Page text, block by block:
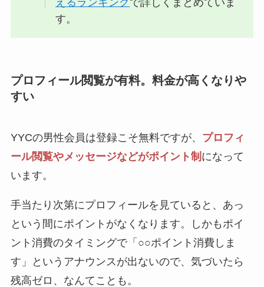
えるランキングで詳しくまとめていま
す。
プロフィール閲覧が有料。料金が高くなりや
すい
YYCの男性会員は登録こそ無料ですが、 プロフィ
ール閲覧やメッセージなどがポイント制 になって
います。
手当たり次第にプロフィールを見ていると、あっ
という間にポイントがなくなります。しかもポイ
ント消費のタイミングで「○○ポイント消費しま
す」というアナウンスが出ないので、気づいたら
残高ゼロ、なんてことも。